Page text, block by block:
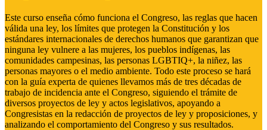
Este curso enseña cómo funciona el Congreso, las reglas que hacen
válida una ley, los límites que protegen la Constitución y los
estándares internacionales de derechos humanos que garantizan que
ninguna ley vulnere a las mujeres, los pueblos indígenas, las
comunidades campesinas, las personas LGBTIQ+, la niñez, las
personas mayores o el medio ambiente. Todo este proceso se hará
con la guía experta de quienes llevamos más de tres décadas de
trabajo de incidencia ante el Congreso, siguiendo el trámite de
diversos proyectos de ley y actos legislativos, apoyando a
Congresistas en la redacción de proyectos de ley y proposiciones, y
analizando el comportamiento del Congreso y sus resultados.